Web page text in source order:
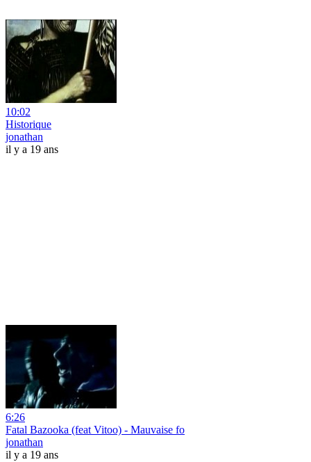
10:02
Historique
jonathan
il y a 19 ans
6:26
Fatal Bazooka (feat Vitoo) - Mauvaise fo
jonathan
il y a 19 ans